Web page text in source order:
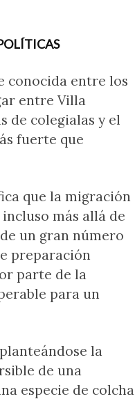
conocida entre los
entre Villa
de colegialas y el
fuerte que
que la migración
más allá de
un gran número
preparación
parte de la
para un
la
de una
especie de colcha